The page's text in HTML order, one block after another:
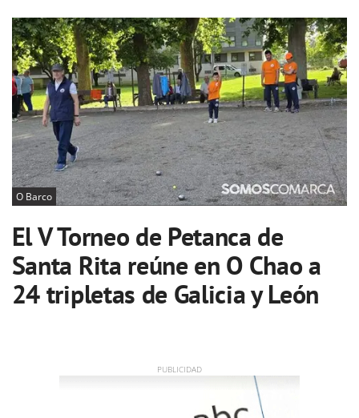
O Barco
El V Torneo de Petanca de
Santa Rita reúne en O Chao a
24 tripletas de Galicia y León